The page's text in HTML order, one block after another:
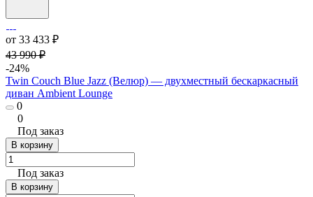
от 33 433 ₽
43 990 ₽
-24%
Twin Couch Blue Jazz (Велюр) — двухместный бескаркасный
диван Ambient Lounge
0
0
Под заказ
В корзину
Под заказ
В корзину